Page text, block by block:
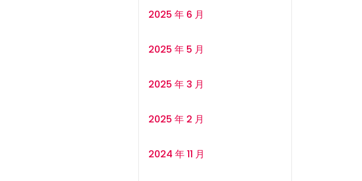
2025 年 6 月
2025 年 5 月
2025 年 3 月
2025 年 2 月
2024 年 11 月